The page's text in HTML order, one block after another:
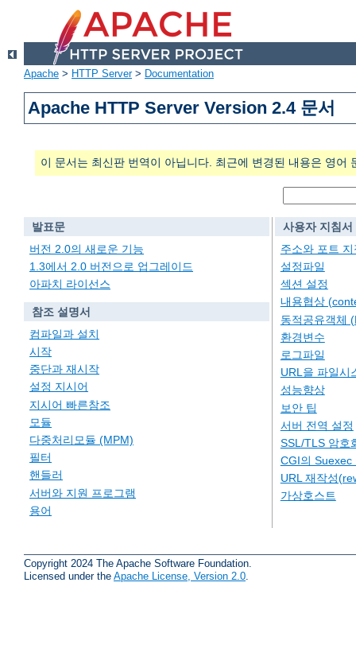
Apache > HTTP Server> Documentation
Apache HTTP Server Version 2.4 문서
이 문서는 최신판 번역이 아닙니다. 최근에 변경된 내용은 영어
발표문
버전 2.0의 새로운 기능
1.3에서 2.0 버전으로 업그레이드
아파치 라이선스
참조 설명서
컴파일과 설치
시작
중단과 재시작
설정 지시어
지시어 빠른참조
모듈
다중처리모듈 (MPM)
필터
핸들러
서버와 지원 프로그램
용어
사용자 지침서
주소와 포트 지
설정파일
섹션 설정
내용협상
동적공유객체
환경변수
로그파일
URL을 파일시
성능향상
보안 팁
서버 전역 설정
SSL/TLS 암호
CGI의 Suexec
URL 재작성
가상호스트
Copyright 2024 The Apache Software Foundation.
Licensed under the Apache License, Version 2.0